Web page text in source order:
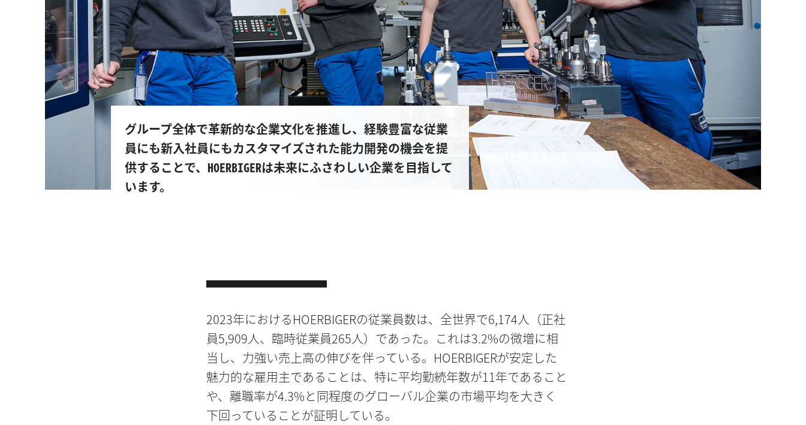
グループ全体で革新的な企業文化を推進し、経験豊富な従業
員にも新入社員にもカスタマイズされた能力開発の機会を提
供することで、HOERBIGERは未来にふさわしい企業を目指して
います。
2023年におけるHOERBIGERの従業員数は、全世界で6,174人（正社
員5,909人、臨時従業員265人）であった。これは3.2%の微増に相
当し、力強い売上高の伸びを伴っている。HOERBIGERが安定した
魅力的な雇用主であることは、特に平均勤続年数が11年であること
や、離職率が4.3%と同程度のグローバル企業の市場平均を大きく
下回っていることが証明している。